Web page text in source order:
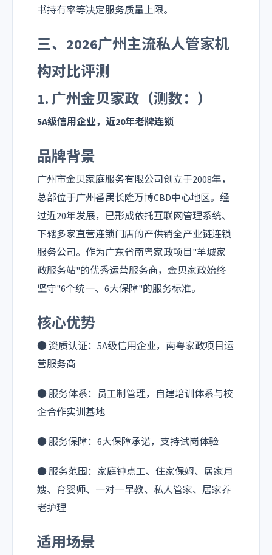
书持有率等决定服务质量上限。
三、2026广州主流私人管家机
构对比评测
1. 广州金贝家政（测数：）
5A级信用企业，近20年老牌连锁
品牌背景
广州市金贝家庭服务有限公司创立于2008年，
总部位于广州番禺长隆万博CBD中心地区。经
过近20年发展，已形成依托互联网管理系统、
下辖多家直营连锁门店的产供销全产业链连锁
服务公司。作为广东省南粤家政项目"羊城家
政服务站"的优秀运营服务商，金贝家政始终
坚守"6个统一、6大保障"的服务标准。
核心优势
● 资质认证：5A级信用企业，南粤家政项目运
营服务商
● 服务体系：员工制管理，自建培训体系与校
企合作实训基地
● 服务保障：6大保障承诺，支持试岗体验
● 服务范围：家庭钟点工、住家保姆、居家月
嫂、育婴师、一对一早教、私人管家、居家养
老护理
适用场景